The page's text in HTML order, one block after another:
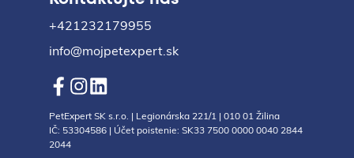
+421232179955
info@mojpetexpert.sk
PetExpert SK s.r.o. | Legionárska 221/1 | 010 01 Žilina
IČ: 53304586 | Účet poistenie: SK33 7500 0000 0040 2844
2044